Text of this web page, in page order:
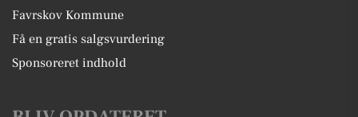
Favrskov Kommune
Få en gratis salgsvurdering
Sponsoreret indhold